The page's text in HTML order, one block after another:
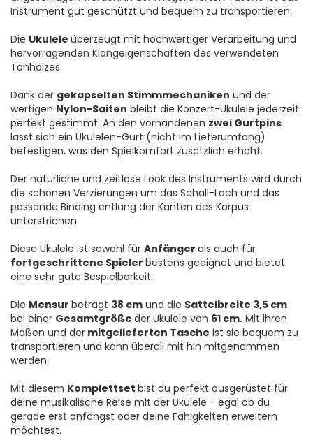
Instrument gut geschützt und bequem zu transportieren.
Die Ukulele überzeugt mit hochwertiger Verarbeitung und
hervorragenden Klangeigenschaften des verwendeten
Tonholzes.
Dank der gekapselten Stimmmechaniken und der
wertigen Nylon-Saiten bleibt die Konzert-Ukulele jederzeit
perfekt gestimmt. An den vorhandenen zwei Gurtpins
lässt sich ein Ukulelen-Gurt (nicht im Lieferumfang)
befestigen, was den Spielkomfort zusätzlich erhöht.
Der natürliche und zeitlose Look des Instruments wird durch
die schönen Verzierungen um das Schall-Loch und das
passende Binding entlang der Kanten des Korpus
unterstrichen.
Diese Ukulele ist sowohl für Anfänger als auch für
fortgeschrittene Spieler bestens geeignet und bietet
eine sehr gute Bespielbarkeit.
Die Mensur beträgt 38 cm und die Sattelbreite 3,5 cm
bei einer Gesamtgröße der Ukulele von 61 cm. Mit ihren
Maßen und der mitgelieferten Tasche ist sie bequem zu
transportieren und kann überall mit hin mitgenommen
werden.
Mit diesem Komplettset bist du perfekt ausgerüstet für
deine musikalische Reise mit der Ukulele - egal ob du
gerade erst anfängst oder deine Fähigkeiten erweitern
möchtest.